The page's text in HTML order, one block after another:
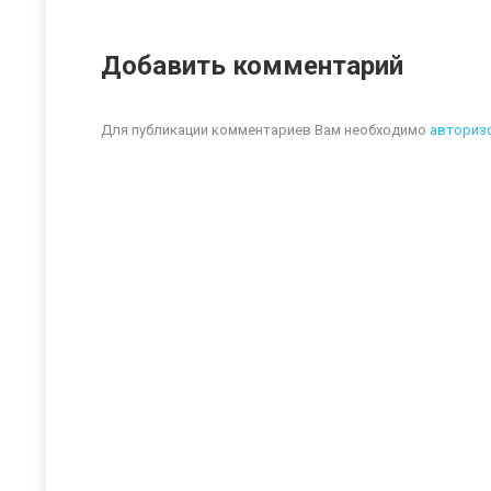
Добавить комментарий
Для публикации комментариев Вам необходимо